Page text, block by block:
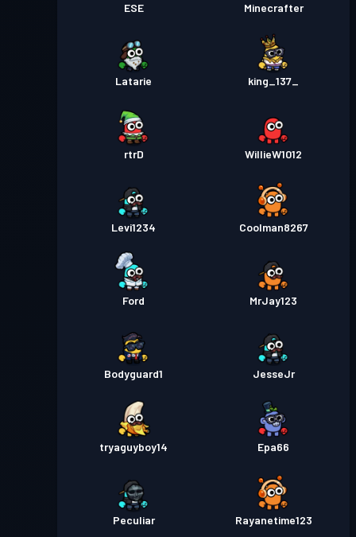
ESE Minecrafter
Latarie king_137_
rtrD WillieW1012
Levi1234 Coolman8267
Ford MrJay123
Bodyguard1 JesseJr
tryaguyboy14 Epa66
Peculiar Rayanetime123